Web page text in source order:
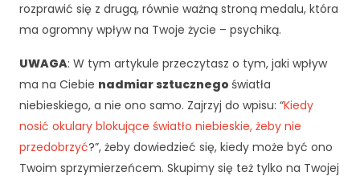
rozprawić się z drugą, równie ważną stroną medalu, która
ma ogromny wpływ na Twoje życie – psychiką.
UWAGA: W tym artykule przeczytasz o tym, jaki wpływ
ma na Ciebie nadmiar sztucznego światła
niebieskiego, a nie ono samo. Zajrzyj do wpisu: “Kiedy
nosić okulary blokujące światło niebieskie, żeby nie
przedobrzyć?”, żeby dowiedzieć się, kiedy może być ono
Twoim sprzymierzeńcem. Skupimy się też tylko na Twojej